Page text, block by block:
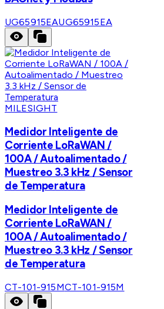
UG65915EAUG65915EA
MILESIGHT
Medidor Inteligente de
Corriente LoRaWAN /
100A / Autoalimentado /
Muestreo 3.3 kHz / Sensor
de Temperatura
Medidor Inteligente de
Corriente LoRaWAN /
100A / Autoalimentado /
Muestreo 3.3 kHz / Sensor
de Temperatura
CT-101-915MCT-101-915M